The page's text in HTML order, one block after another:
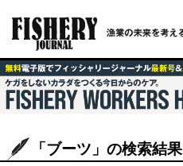
「ブーツ」の検索結果